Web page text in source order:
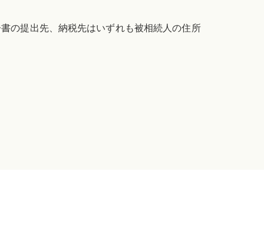
の提出先、納税先はいずれも被相続人の住所